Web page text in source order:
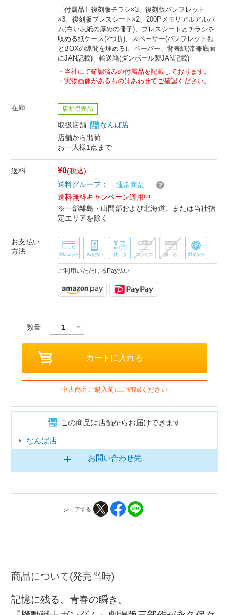
〔付属品〕復刻版チラシ×3、復刻版パンフレット
×3、復刻版プレスシート×2、200Pメモリアルアルバ
ム(白い表紙の厚めの冊子)、プレスシートとチラシを
収める紙ケース(2つ折)、スペーサー(パンフレット類
とBOXの隙間を埋める)、ペーパー、背表紙(帯兼底面
にJAN記載)、輸送箱(ダンボール製JAN記載)
当社にて確認済みの付属品を記載しております。
実物画像があるものはあわせてご確認ください。
在庫 店舗併売品
取扱店舗
なんば店
店舗から出荷
お一人様1点まで
送料 ¥0(税込)
送料グループ：
通常商品
送料無料キャンペーン適用中
※一部離島・山間部および北海道、または当社指
定エリアを除く
お支払い
方法
ご利用いただけるPay払い
数量
中古商品ご購入前にご確認ください
この商品は店舗からお届けできます
なんば店
お問い合わせ先
シェアする
商品について(発売当時)
記憶に残る、青春の瞬き。